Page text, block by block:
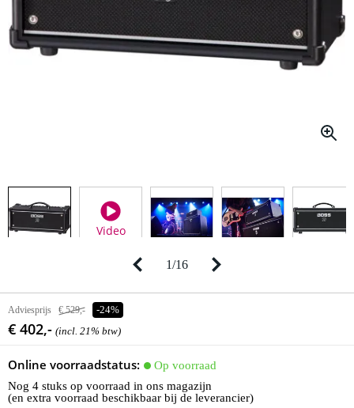
Video
1/16
Adviesprijs € 529,- -24%
€ 402,- (incl. 21% btw)
Online voorraadstatus:
Op voorraad
Nog 4 stuks op voorraad in ons magazijn
(en extra voorraad beschikbaar bij de leverancier)